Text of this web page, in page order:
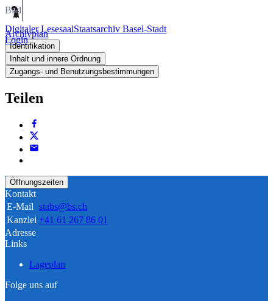
Digitaler LesesaalStaatsarchiv Basel-Stadt
Login
Bild
Archivplan
Identifikation
Inhalt und innere Ordnung
Zugangs- und Benutzungsbestimmungen
Teilen
Öffnungszeiten
Kontakt
E-Mail stabs@bs.ch
Kanzlei +41 61 267 86 01
Adresse
Links
Lageplan
Folge uns auf